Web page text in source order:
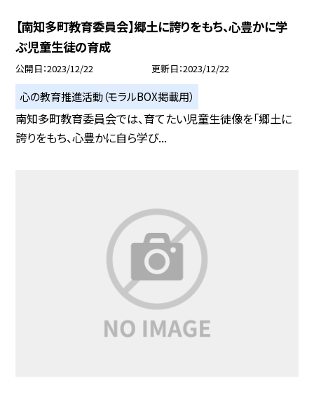
【南知多町教育委員会】郷土に誇りをもち、心豊かに学
ぶ児童生徒の育成
公開日 2023/12/22 更新日 2023/12/22
心の教育推進活動（モラルBOX掲載用）
南知多町教育委員会では、育てたい児童生徒像を「郷土に
誇りをもち、心豊かに自ら学び...